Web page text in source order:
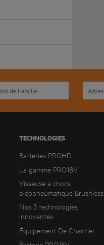
TECHNOLOGIES
Batteries PROHD
La gamme PRO18V
Visseuse à chocs
oléopneumatique Brushless
Nos 3 technologies
innovantes
Équipement De Chantier